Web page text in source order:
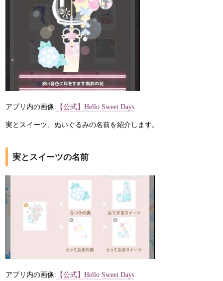
アプリ内の画像: 【公式】Hello Sweet Days
実とスイーツ、ぬいぐるみの名前を紹介します。
実とスイーツの名前
アプリ内の画像: 【公式】Hello Sweet Days